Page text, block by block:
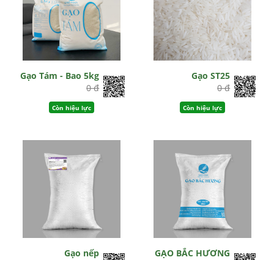
Gạo Tám - Bao 5kg
0 đ
Còn hiệu lực
Gạo ST25
0 đ
Còn hiệu lực
Gạo nếp
GẠO BẮC HƯƠNG